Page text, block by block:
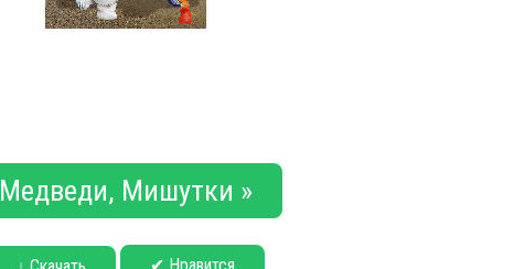
Медведи, Мишутки »